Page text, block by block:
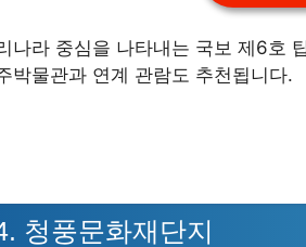
나라 중심을 나타내는 국보 제6호
박물관과 연계 관람도 추천됩니다.
청풍문화재단지